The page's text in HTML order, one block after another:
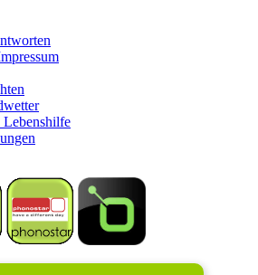
Lebenshilfe